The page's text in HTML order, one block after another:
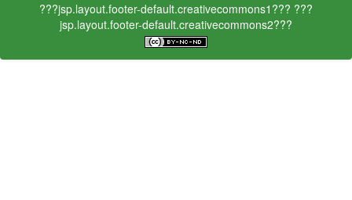
???jsp.layout.footer-default.creativecommons1??? ???
jsp.layout.footer-default.creativecommons2???